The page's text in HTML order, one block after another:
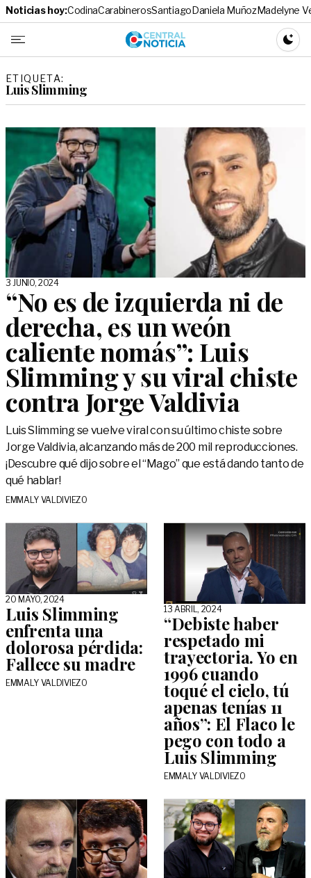
Noticias hoy:CodinaCarabinerosSantiagoDaniela MuñozMadelyne
Central
ETIQUETA:
Luis Slimming
3 JUNIO, 2024
“No es de izquierda ni de
derecha, es un weón
caliente nomás”: Luis
Slimming y su viral chiste
contra Jorge Valdivia
Luis Slimming se vuelve viral con su último chiste sobre
Jorge Valdivia, alcanzando más de 200 mil reproducciones.
¡Descubre qué dijo sobre el “Mago” que está dando tanto de
qué hablar!
EMMALY VALDIVIEZO
20 MAYO, 2024
Luis Slimming
enfrenta una
dolorosa pérdida:
Fallece su madre
EMMALY VALDIVIEZO
13 ABRIL, 2024
“Debiste haber
respetado mi
trayectoria. Yo en
1996 cuando
toqué el cielo, tú
apenas tenías 11
años”: El Flaco le
pego con todo a
Luis Slimming
EMMALY VALDIVIEZO